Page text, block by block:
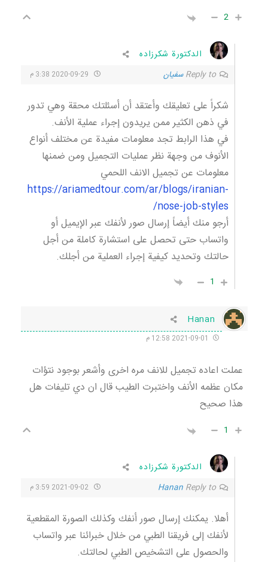
2
الدكتورة شكرزاده
Reply to سفيان
شكراً على تعليقك وأعتقد أن أسئلتك محقة وهي تدور
في ذهن الكثير ممن يريدون إجراء عملية الأنف.
في هذا الرابط تجد معلومات مفيدة عن مختلف أنواع
الأنوف من وجهة نظر عمليات التجميل ومن ضمنها
معلومات عن تجميل الانف اللحمي
https://ariamedtour.com/ar/blogs/iranian-
nose-job-styles/
أرجو منك أيضاً إرسال صور لأنفك عبر الإيميل أو
واتساب حتى تحصل على استشارة كاملة من أجل
حالتك وتحديد كيفية إجراء العملية من أجلك.
1
Hanan
عملت اعاده تجميل للانف مره اخرى وأشعر بوجود نتؤات
مكان عظمه الأنف واختبرت الطيب قال ان دي تليفات هل
هذا صحيح
1
الدكتورة شكرزاده
Reply to
Hanan 2021-09-02 3:59 م
أهلا. يمكنك إرسال صور أنفك وكذلك الصورة المقطعية
لأنفك إلى فريقنا الطبي من خلال خبرائنا عبر واتساب
والحصول على التشخيص الطبي لحالتك.